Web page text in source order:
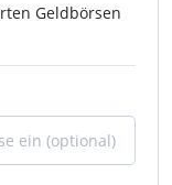
Geldbörsen